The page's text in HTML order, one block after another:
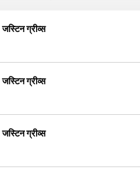
ग्रीव्स
ग्रीव्स
ग्रीव्स